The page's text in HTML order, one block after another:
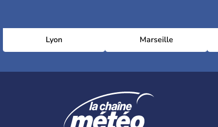
Lyon Marseille